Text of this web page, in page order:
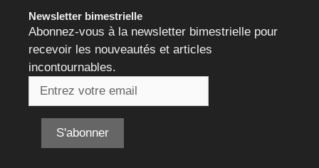
Newsletter bimestrielle
Abonnez-vous à la newsletter bimestrielle pour
recevoir les nouveautés et articles
incontournables.